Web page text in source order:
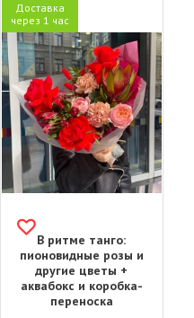
Доставка
через 1 час
В ритме танго:
пионовидные розы и
другие цветы +
аквабокс и коробка-
переноска